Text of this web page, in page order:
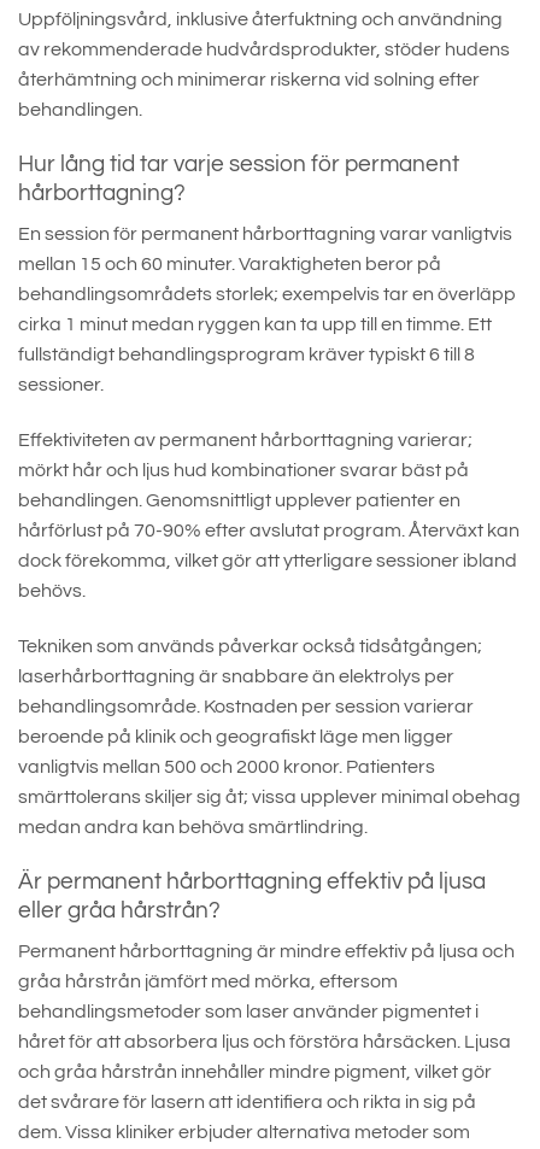
Uppföljningsvård, inklusive återfuktning och användning
av rekommenderade hudvårdsprodukter, stöder hudens
återhämtning och minimerar riskerna vid solning efter
behandlingen.
Hur lång tid tar varje session för permanent
hårborttagning?
En session för permanent hårborttagning varar vanligtvis
mellan 15 och 60 minuter. Varaktigheten beror på
behandlingsområdets storlek; exempelvis tar en överläpp
cirka 1 minut medan ryggen kan ta upp till en timme. Ett
fullständigt behandlingsprogram kräver typiskt 6 till 8
sessioner.
Effektiviteten av permanent hårborttagning varierar;
mörkt hår och ljus hud kombinationer svarar bäst på
behandlingen. Genomsnittligt upplever patienter en
hårförlust på 70-90% efter avslutat program. Återväxt kan
dock förekomma, vilket gör att ytterligare sessioner ibland
behövs.
Tekniken som används påverkar också tidsåtgången;
laserhårborttagning är snabbare än elektrolys per
behandlingsområde. Kostnaden per session varierar
beroende på klinik och geografiskt läge men ligger
vanligtvis mellan 500 och 2000 kronor. Patienters
smärttolerans skiljer sig åt; vissa upplever minimal obehag
medan andra kan behöva smärtlindring.
Är permanent hårborttagning effektiv på ljusa
eller gråa hårstrån?
Permanent hårborttagning är mindre effektiv på ljusa och
gråa hårstrån jämfört med mörka, eftersom
behandlingsmetoder som laser använder pigmentet i
håret för att absorbera ljus och förstöra hårsäcken. Ljusa
och gråa hårstrån innehåller mindre pigment, vilket gör
det svårare för lasern att identifiera och rikta in sig på
dem. Vissa kliniker erbjuder alternativa metoder som